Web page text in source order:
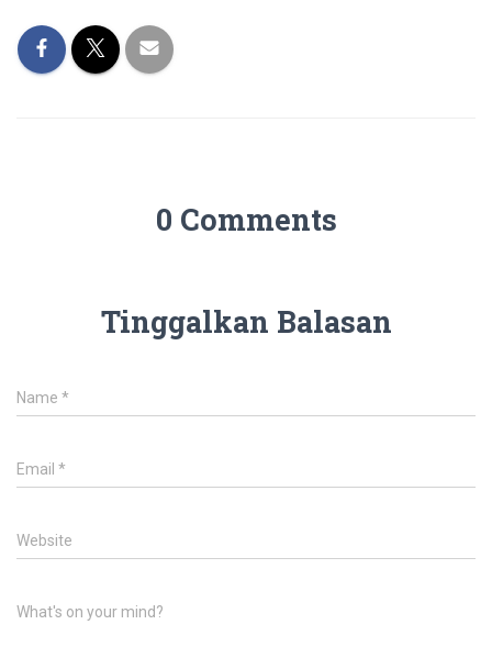
0 Comments
Tinggalkan Balasan
Name *
Email *
Website
What's on your mind?